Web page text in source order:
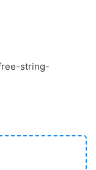
string-